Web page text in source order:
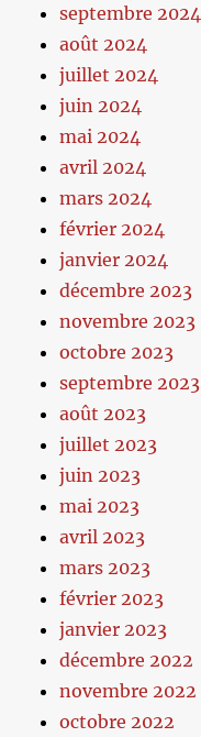
septembre 2024
août 2024
juillet 2024
juin 2024
mai 2024
avril 2024
mars 2024
février 2024
janvier 2024
décembre 2023
novembre 2023
octobre 2023
septembre 2023
août 2023
juillet 2023
juin 2023
mai 2023
avril 2023
mars 2023
février 2023
janvier 2023
décembre 2022
novembre 2022
octobre 2022